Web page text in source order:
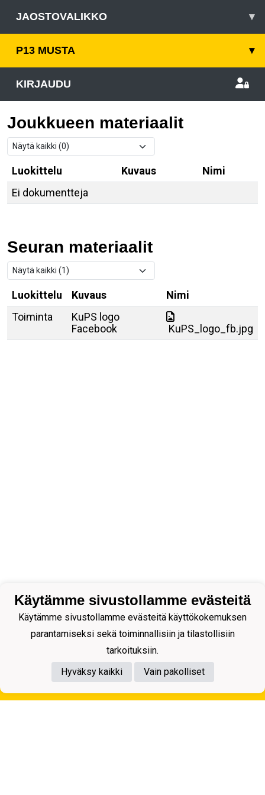
JAOSTOVALIKKO ▾
P13 MUSTA ▾
KIRJAUDU
Joukkueen materiaalit
Luokittelu Kuvaus
Nimi
Ei dokumentteja
Seuran materiaalit
Luokittelu Kuvaus
Nimi
Toiminta
KuPS logo
Facebook
KuPS_logo_fb.jpg
Tietosuojaseloste
Käytämme sivustollamme evästeitä
Käytämme sivustollamme evästeitä käyttökokemuksen
parantamiseksi sekä toiminnallisiin ja tilastollisiin
tarkoituksiin.
Hyväksy kaikki
Vain pakolliset